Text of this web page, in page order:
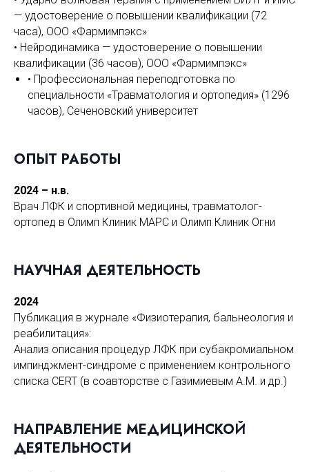
— удостоверение о повышении квалификации (72
часа), ООО «Фармимпэкс»
• Нейродинамика — удостоверение о повышении
квалификации (36 часов), ООО «Фармимпэкс»
• Профессиональная переподготовка по
специальности «Травматология и ортопедия» (1296
часов), Сеченовский университет
ОПЫТ РАБОТЫ
2024 – н.в.
Врач ЛФК и спортивной медицины, травматолог-
ортопед в Олимп Клиник МАРС и Олимп Клиник Огни
НАУЧНАЯ ДЕЯТЕЛЬНОСТЬ
2024
Публикация в журнале «Физиотерапия, бальнеология и
реабилитация»:
Анализ описания процедур ЛФК при субакромиальном
импинджмент-синдроме с применением контрольного
списка CERT (в соавторстве с Газимиевым А.М. и др.)
НАПРАВЛЕНИЕ МЕДИЦИНСКОЙ
ДЕЯТЕЛЬНОСТИ